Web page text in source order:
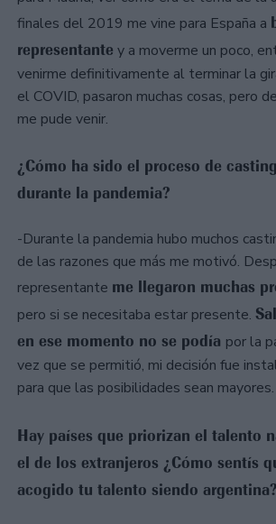
finales del 2019 me vine para España a
representante y a moverme un poco,
venirme definitivamente al terminar la
el COVID, pasaron muchas cosas, pero
me pude venir.
¿Cómo ha sido el proceso de
durante la pandemia?
-Durante la pandemia hubo muchos
de las razones que más me motivó.
representante me llegaron muchas
pero si se necesitaba estar presente.
en ese momento no se podía por la
vez que se permitió, mi decisión fue
para que las posibilidades sean mayores.
Hay países que priorizan el talento
el de los extranjeros ¿Cómo sentís
acogido tu talento siendo argentina?